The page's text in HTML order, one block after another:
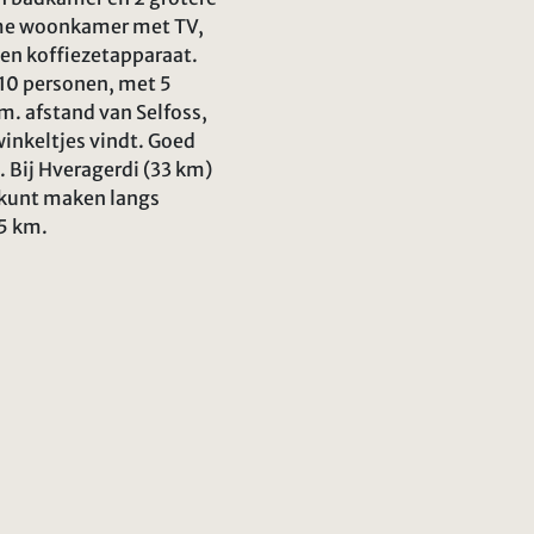
woonkamer met TV,
koffiezetapparaat.
personen, met 5
afstand van Selfoss,
vindt. Goed
Bij Hveragerdi (33 km)
maken langs
km.